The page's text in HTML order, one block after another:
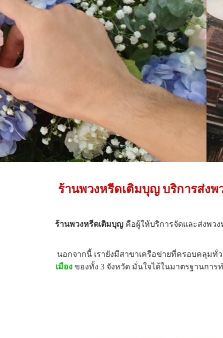
ร้านพวงหรีดเติมบุญ บริการส่ง
ร้านพวงหรีดเติมบุญ คือผู้ให้บริการจัดและส่งพว
นอกจากนี้ เรายังมีสาขาเครือข่ายที่ครอบคลุมทั่
เมืองของทั้ง 3 จังหวัด มั่นใจได้ในมาตรฐานการ